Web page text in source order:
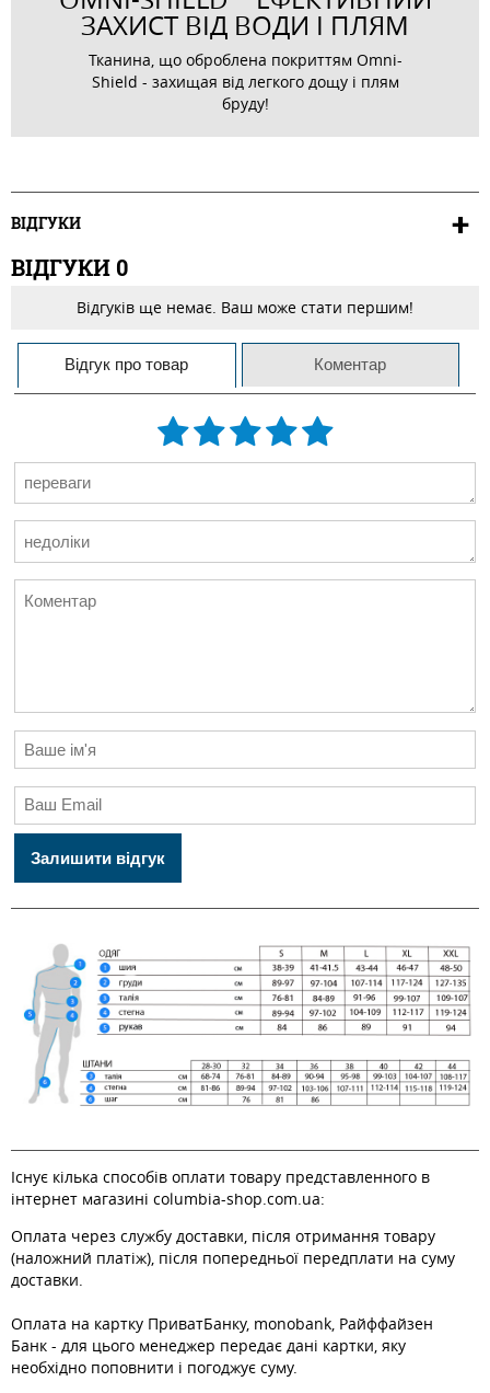
ЗАХИСТ ВІД ВОДИ І ПЛЯМ
Тканина, що оброблена покриттям Omni-
Shield - захищая від легкого дощу і плям
бруду!
ВІДГУКИ
ВІДГУКИ 0
Відгуків ще немає. Ваш може стати першим!
Відгук про товар Коментар
Залишити відгук
Існує кілька способів оплати товару представленного в
інтернет магазині columbia-shop.com.ua:
Оплата через службу доставки, після отримання товару
(наложний платіж), після попередньої передплати на суму
доставки.
Оплата на картку ПриватБанку, monobank, Райффайзен
Банк - для цього менеджер передає дані картки, яку
необхідно поповнити і погоджує суму.